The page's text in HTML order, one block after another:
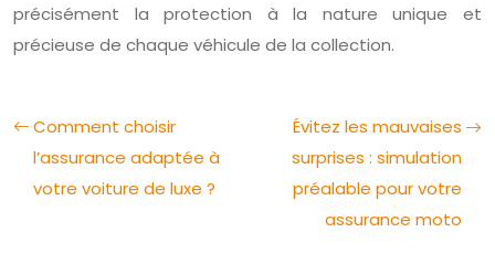
précisément la protection à la nature unique et
précieuse de chaque véhicule de la collection.
Comment choisir
l’assurance adaptée à
votre voiture de luxe ?
Évitez les mauvaises
surprises : simulation
préalable pour votre
assurance moto